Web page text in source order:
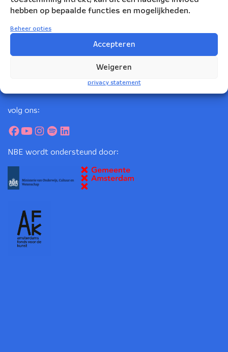
hebben op bepaalde functies en mogelijkheden.
Beheer opties
Accepteren
Weigeren
privacy statement
Nederlands Blazers Ensemble
Korte Leidsedwarsstraat 12
volg ons:
NBE wordt ondersteund door: